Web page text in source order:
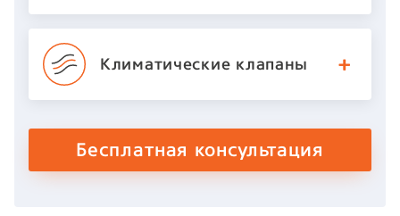
Климатические клапаны
Бесплатная консультация